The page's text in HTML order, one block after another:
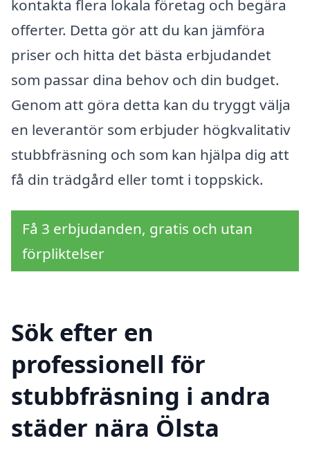
kontakta flera lokala företag och begära
offerter. Detta gör att du kan jämföra
priser och hitta det bästa erbjudandet
som passar dina behov och din budget.
Genom att göra detta kan du tryggt välja
en leverantör som erbjuder högkvalitativ
stubbfräsning och som kan hjälpa dig att
få din trädgård eller tomt i toppskick.
Få 3 erbjudanden, gratis och utan
förpliktelser
Sök efter en
professionell för
stubbfräsning i andra
städer nära Ölsta